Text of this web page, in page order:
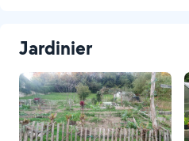
Jardinier